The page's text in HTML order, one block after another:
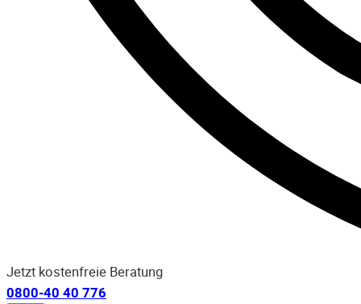
Jetzt kostenfreie Beratung
0800-40 40 776